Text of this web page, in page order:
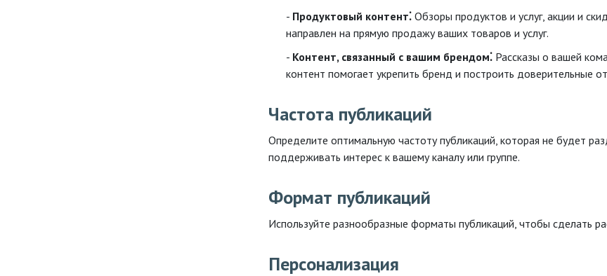
Продуктовый контент⁚ Обзоры продуктов и услуг, акции и
направлен на прямую продажу ваших товаров и услуг.
Контент, связанный с вашим брендом⁚ Рассказы о вашей
контент помогает укрепить бренд и построить доверительные
Частота публикаций
Определите оптимальную частоту публикаций, которая не будет
поддерживать интерес к вашему каналу или группе.
Формат публикаций
Используйте разнообразные форматы публикаций, чтобы сделать
Персонализация